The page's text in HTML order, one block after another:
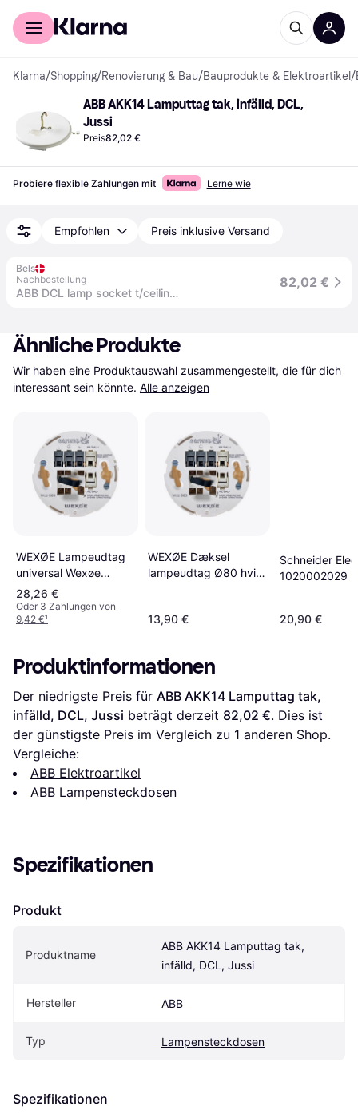
Für Shopper
Klarna/Shopping/Renovierung & Bau/Bauprodukte & Elektroartikel /
ABB AKK14 Lamputtag tak, infälld, DCL,
Jussi
Preis82,02 €
Probiere flexible Zahlungen mit Lerne wie
Empfohlen Preis inklusive Versand
Bels
Nachbestellung
ABB DCL lamp socket t/ceiling, white
82,02 €
Ähnliche Produkte
Wir haben eine Produktauswahl zusammengestellt, die für dich
interessant sein könnte. Alle anzeigen
WEXØE Lampeudtag
universal Wexøe
perlehvid
28,26 €
Oder 3 Zahlungen von
9,42 €¹
WEXØE Dæksel
lampeudtag Ø80 hvid
13,90 €
Schneider
1020002029
20,90 €
Produktinformationen
Der niedrigste Preis für ABB AKK14 Lamputtag tak,
infälld, DCL, Jussi beträgt derzeit 82,02 €. Dies ist
der günstigste Preis im Vergleich zu 1 anderen Shop.
Vergleiche:
ABB Elektroartikel
ABB Lampensteckdosen
Spezifikationen
Produkt
Produktname
ABB AKK14 Lamputtag tak,
infälld, DCL, Jussi
Hersteller ABB
Typ Lampensteckdosen
Spezifikationen